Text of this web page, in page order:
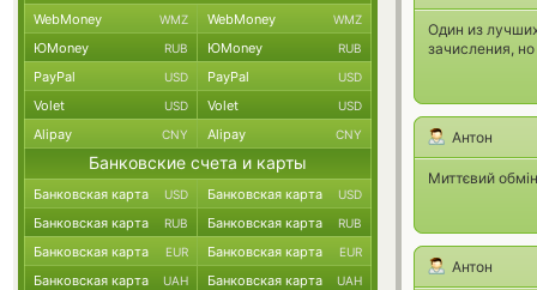
Один из
зачисления,
Антон
Миттєвий
Антон
WebMoney WMZ WebMoney WMZ
ЮMoney RUB ЮMoney RUB
PayPal USD PayPal USD
Volet USD Volet USD
Alipay CNY Alipay CNY
Банковские счета и карты
Банковская карта USD Банковская карта USD
Банковская карта RUB Банковская карта RUB
Банковская карта EUR Банковская карта EUR
Банковская карта UAH Банковская карта UAH